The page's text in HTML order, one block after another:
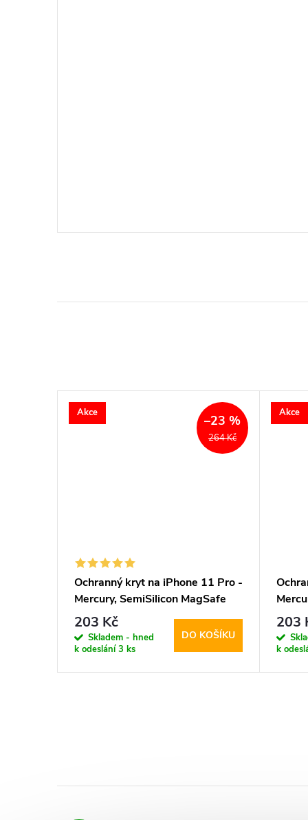
Akce
264 Kč
–23 %
Ochranný kryt na iPhone 11 Pro -
Mercury, SemiSilicon MagSafe
Pink
203 Kč
Skladem - hned
k odeslání3 ks
DO KOŠÍKU
Akce
Blue
203
k